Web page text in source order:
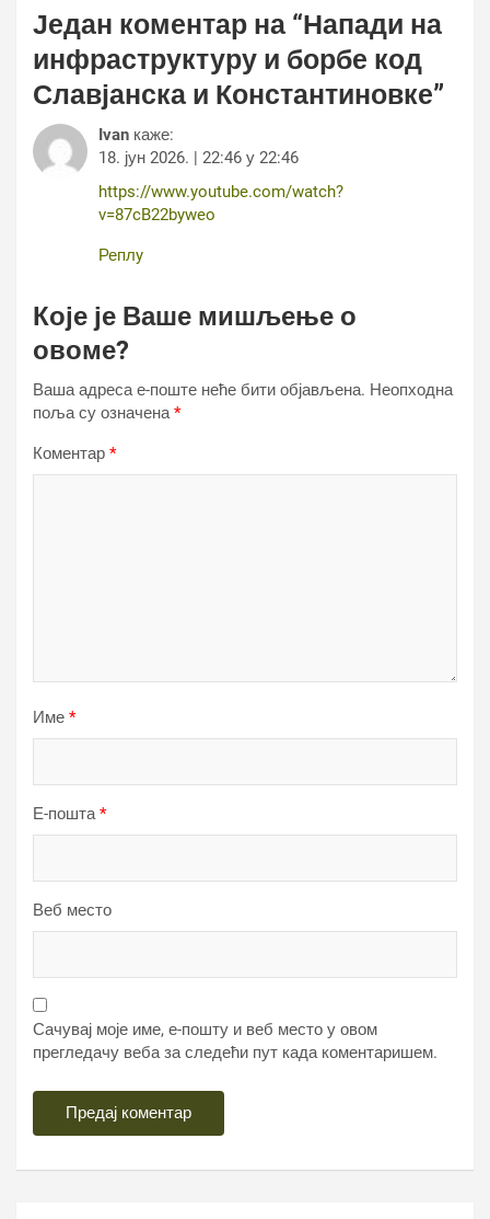
Један коментар на “Напади на
инфраструктуру и борбе код
Славјанска и Константиновке”
Ivan каже:
18. јун 2026. | 22:46 у 22:46
https://www.youtube.com/watch?
v=87cB22byweo
Реплy
Које је Ваше мишљење о
овоме?
Ваша адреса е-поште неће бити објављена. Неопходна
поља су означена*
Коментар *
Име *
Е-пошта*
Веб место
Сачувај моје име, е-пошту и веб место у овом
прегледачу веба за следећи пут када коментаришем.